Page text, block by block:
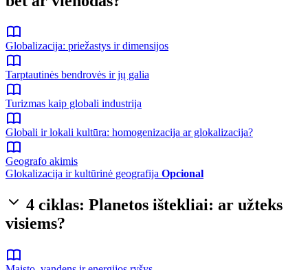
Globalizacija: priežastys ir dimensijos
Tarptautinės bendrovės ir jų galia
Turizmas kaip globali industrija
Globali ir lokali kultūra: homogenizacija ar glokalizacija?
Geografo akimis
Glokalizacija ir kultūrinė geografija Opcional
4 ciklas: Planetos ištekliai: ar užteks
visiems?